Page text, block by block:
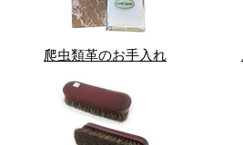
爬虫類革のお手入れ